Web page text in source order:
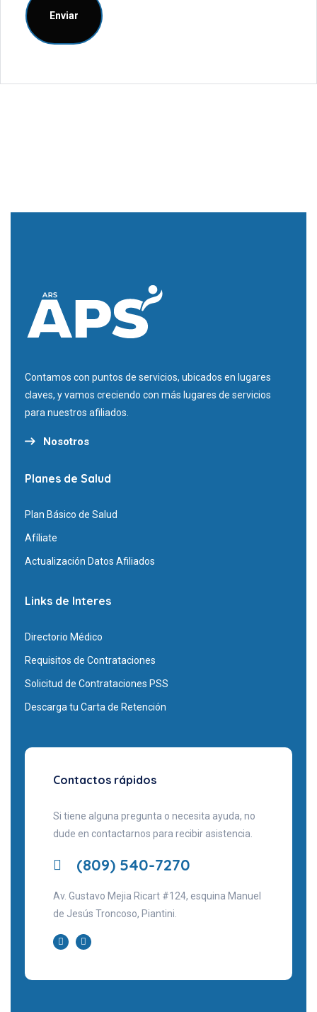
Contamos con puntos de servicios, ubicados en lugares
claves, y vamos creciendo con más lugares de servicios
para nuestros afiliados.
Nosotros
Planes de Salud
Plan Básico de Salud
Afíliate
Actualización Datos Afiliados
Links de Interes
Directorio Médico
Requisitos de Contrataciones
Solicitud de Contrataciones PSS
Descarga tu Carta de Retención
Contactos rápidos
Si tiene alguna pregunta o necesita ayuda, no
dude en contactarnos para recibir asistencia.
(809) 540-7270
Av. Gustavo Mejia Ricart #124, esquina Manuel
de Jesús Troncoso, Piantini.